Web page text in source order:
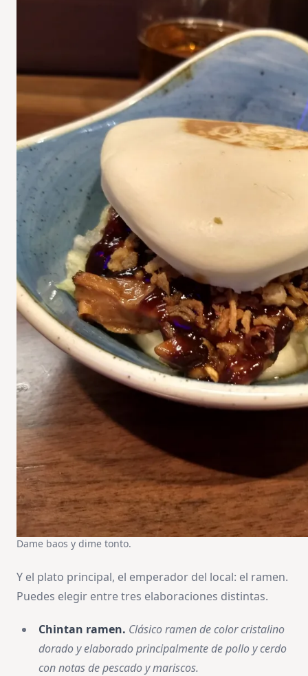
Dame baos y dime tonto.
Y el plato principal, el emperador del local: el ramen.
Puedes elegir entre tres elaboraciones distintas.
Chintan ramen. Clásico ramen de color cristalino
dorado y elaborado principalmente de pollo y cerdo
con notas de pescado y mariscos.